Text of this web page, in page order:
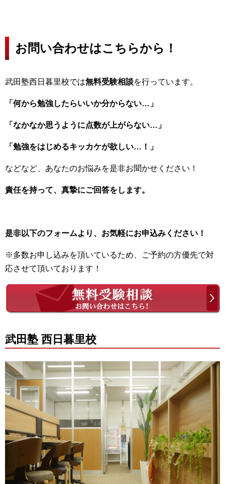
お問い合わせはこちらから！
武田塾西日暮里校では無料受験相談を行っています。
「何から勉強したらいいか分からない…」
「なかなか思うように点数が上がらない…」
「勉強をはじめるキッカケが欲しい…！」
などなど、あなたのお悩みを是非お聞かせください！
責任を持って、真摯にご回答をします。
是非以下のフォームより、お気軽にお申込みください！
※多数お申し込みを頂いているため、ご予約の方優先で対
応させて頂いております！
武田塾 西日暮里校